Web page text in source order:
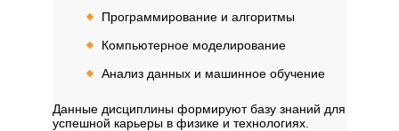
Программирование и алгоритмы
Компьютерное моделирование
Анализ данных и машинное обучение
Данные дисциплины формируют базу знаний для
успешной карьеры в физике и технологиях.